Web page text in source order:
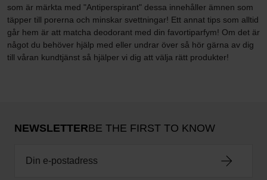
som är märkta med "Antiperspirant" dessa innehåller ämnen som
täpper till porerna och minskar svettningar! Ett annat tips som alltid
går hem är att matcha deodorant med din favortiparfym! Om det är
något du behöver hjälp med eller undrar över så hör gärna av dig
till våran kundtjänst så hjälper vi dig att välja rätt produkter!
NEWSLETTERBE THE FIRST TO KNOW